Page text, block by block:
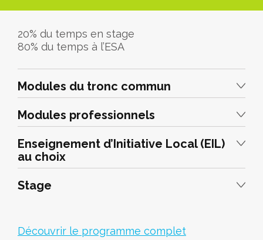
20% du temps en stage
80% du temps à l’ESA
Modules du tronc commun
Modules professionnels
Enseignement d’Initiative Local (EIL)
au choix
Stage
Découvrir le programme complet